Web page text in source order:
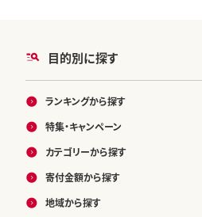
目的別に探す
ランキングから探す
特集・キャンペーン
カテゴリーから探す
寄付金額から探す
地域から探す